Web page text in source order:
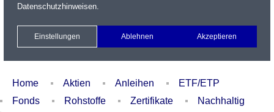
Xetra Realtime
Watchlist Portfolio Login
Home Aktien Anleihen
ETF/ETP
Fonds
Rohstoffe Zertifikate
Nachhaltig
Datenschutzhinweisen.
Einstellungen Ablehnen Akzeptieren